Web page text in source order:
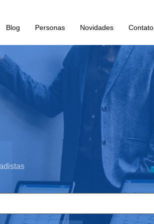
Blog Personas Novidades Contato